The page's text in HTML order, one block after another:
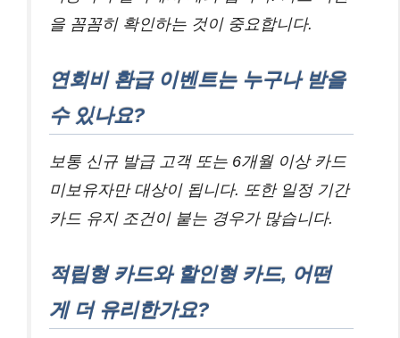
을 꼼꼼히 확인하는 것이 중요합니다.
연회비 환급 이벤트는 누구나 받을
수 있나요?
보통 신규 발급 고객 또는 6개월 이상 카드
미보유자만 대상이 됩니다. 또한 일정 기간
카드 유지 조건이 붙는 경우가 많습니다.
적립형 카드와 할인형 카드, 어떤
게 더 유리한가요?